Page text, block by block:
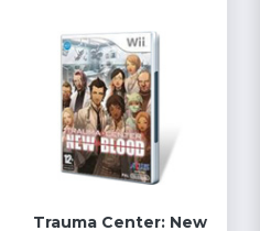
Trauma Center: New